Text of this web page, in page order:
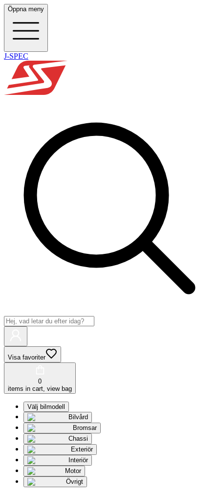
Öppna meny
J-SPEC
Visa favoriter
0
items in cart, view bag
Välj bilmodell
Bilvård
Bromsar
Chassi
Exteriör
Interiör
Motor
Övrigt